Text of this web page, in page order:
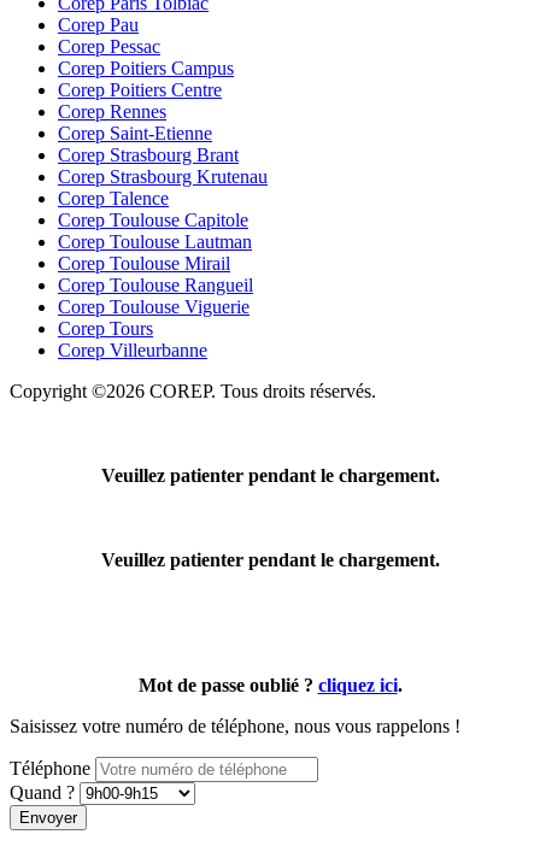
Corep Pau
Corep Pessac
Corep Poitiers Campus
Corep Poitiers Centre
Corep Rennes
Corep Saint-Etienne
Corep Strasbourg Brant
Corep Strasbourg Krutenau
Corep Talence
Corep Toulouse Capitole
Corep Toulouse Lautman
Corep Toulouse Mirail
Corep Toulouse Rangueil
Corep Toulouse Viguerie
Corep Tours
Corep Villeurbanne
Copyright ©2026 COREP. Tous droits réservés.
Veuillez patienter pendant le chargement.
Veuillez patienter pendant le chargement.
Mot de passe oublié ? cliquez ici.
Saisissez votre numéro de téléphone, nous vous rappelons !
Téléphone
Quand ?
Envoyer